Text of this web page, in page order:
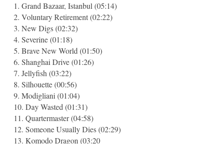
1. Grand Bazaar, Istanbul (05:14)
2. Voluntary Retirement (02:22)
3. New Digs (02:32)
4. Severine (01:18)
5. Brave New World (01:50)
6. Shanghai Drive (01:26)
7. Jellyfish (03:22)
8. Silhouette (00:56)
9. Modigliani (01:04)
10. Day Wasted (01:31)
11. Quartermaster (04:58)
12. Someone Usually Dies (02:29)
13. Komodo Dragon (03:20